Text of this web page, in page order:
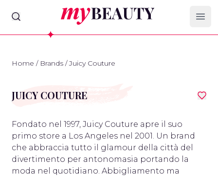
myBeauty
Home / Brands / Juicy Couture
JUICY COUTURE
Fondato nel 1997, Juicy Couture apre il suo
primo store a Los Angeles nel 2001. Un brand
che abbraccia tutto il glamour della città del
divertimento per antonomasia portando la
moda nel quotidiano. Abbigliamento ma